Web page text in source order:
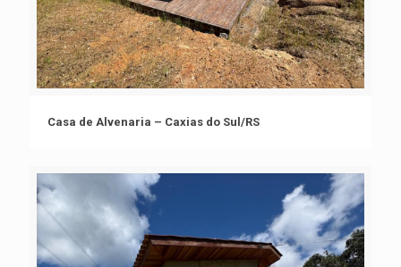
Casa de Alvenaria – Caxias do Sul/RS
Casa de Alvenaria – Caxias do Sul/RS